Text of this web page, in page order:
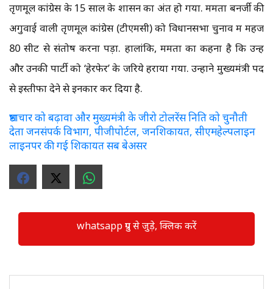
तृणमूल कांग्रेस के 15 साल के शासन का अंत हो गया. ममता बनर्जी की
अगुवाई वाली तृणमूल कांग्रेस (टीएमसी) को विधानसभा चुनाव में महज
80 सीट से संतोष करना पड़ा. हालांकि, ममता का कहना है कि उन्हें
और उनकी पार्टी को ‘हेरफेर’ के जरिये हराया गया. उन्होंने मुख्यमंत्री पद
से इस्तीफा देने से इनकार कर दिया है.
भ्रष्टाचार को बढ़ावा और मुख्यमंत्री के जीरो टोलरेंस निति को चुनौती
देता जनसंपर्क विभाग, पीजीपोर्टल, जनशिकायत, सीएमहेल्पलाइन
लाइनपर की गई शिकायत सब बेअसर
whatsapp ग्रुप से जुड़े, क्लिक करें